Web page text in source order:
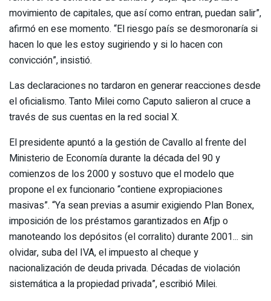
movimiento de capitales, que así como entran, puedan salir”,
afirmó en ese momento. “El riesgo país se desmoronaría si
hacen lo que les estoy sugiriendo y si lo hacen con
convicción”, insistió.
Las declaraciones no tardaron en generar reacciones desde
el oficialismo. Tanto Milei como Caputo salieron al cruce a
través de sus cuentas en la red social X.
El presidente apuntó a la gestión de Cavallo al frente del
Ministerio de Economía durante la década del 90 y
comienzos de los 2000 y sostuvo que el modelo que
propone el ex funcionario “contiene expropiaciones
masivas”. “Ya sean previas a asumir exigiendo Plan Bonex,
imposición de los préstamos garantizados en Afjp o
manoteando los depósitos (el corralito) durante 2001... sin
olvidar, suba del IVA, el impuesto al cheque y
nacionalización de deuda privada. Décadas de violación
sistemática a la propiedad privada”, escribió Milei.